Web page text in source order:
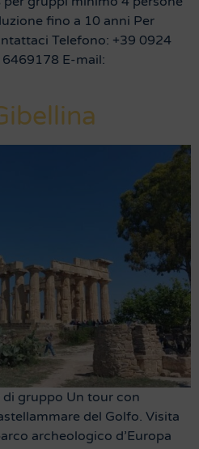
fino a 10 anni Per
Telefono: +39 0924
E-mail:
di gruppo Un tour con
del Golfo. Visita
archeologico d’Europa